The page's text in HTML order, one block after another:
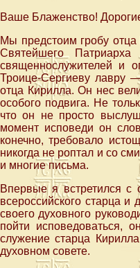
Ваше Блаженство!
Мы предстоим гробу
Святейшего
священнослужителей и
Троице-Сергиеву лавру
отца Кирилла. Он нес
особого подвига. Не
что он не просто
момент исповеди он
конечно, требовало
никогда не роптал и со
и многие письма.
Впервые я встретился
всероссийского старца
своего духовного
пойти исповедоваться,
служение старца
духовном совете.